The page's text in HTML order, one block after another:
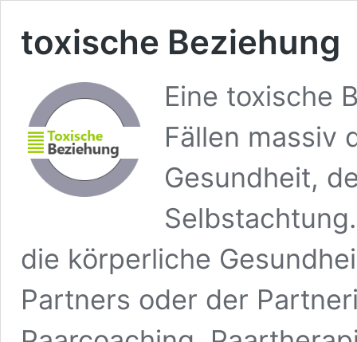
toxische Beziehung
Eine toxische
Fällen massiv
Gesundheit,
die körperliche
Partners oder der